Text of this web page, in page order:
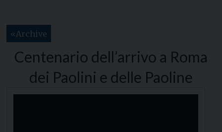
Dove siamo
Notizie
Risorse
Archive
Centenario dell’arrivo a Roma
dei Paolini e delle Paoline